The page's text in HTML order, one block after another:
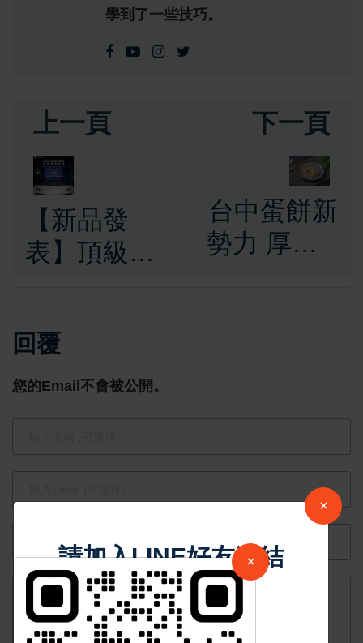
學到了一些技巧。
上一頁
【新品發
表】頂級
菌離子膜 全
新上市！奈
下一頁
台中蛋餅新
勢力 厚皮Q
回覆
您的Email不會被公開。
×
請加入LINE好友連結
中 華 超 傳 媒
×